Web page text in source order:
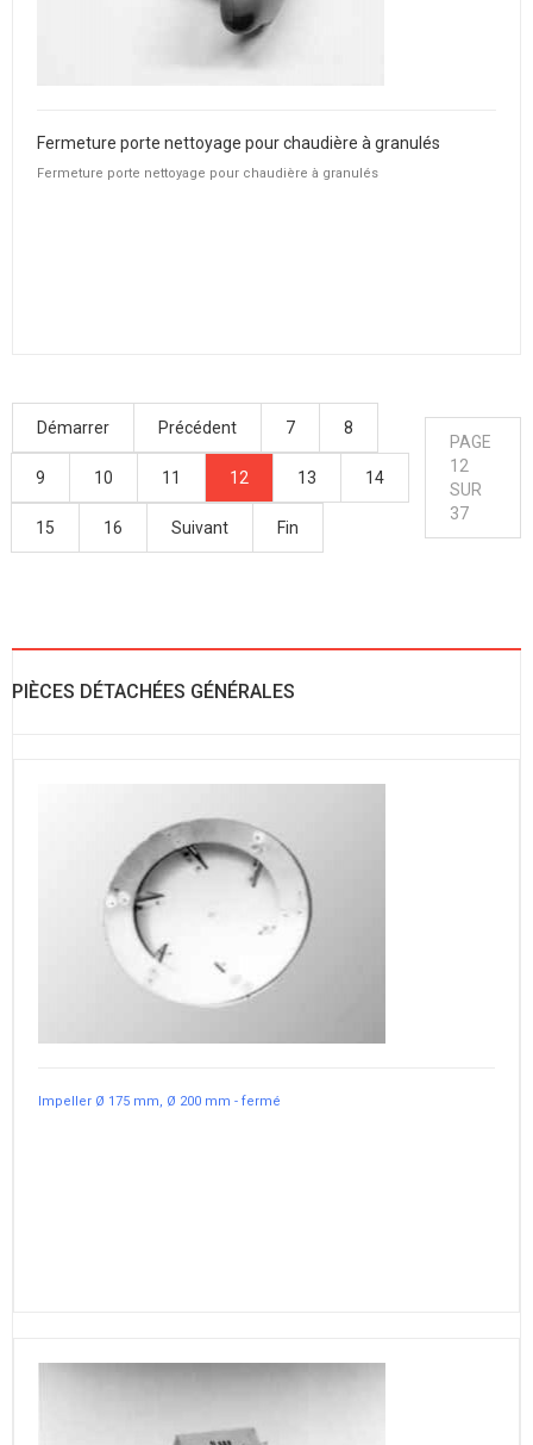
Fermeture porte nettoyage pour chaudière à granulés
Fermeture porte nettoyage pour chaudière à granulés
Démarrer Précédent 7 8
9 10 11 12 13 14
15 16 Suivant Fin
PAGE
12
SUR
37
PIÈCES DÉTACHÉES GÉNÉRALES
Impeller Ø 175 mm, Ø 200 mm - fermé